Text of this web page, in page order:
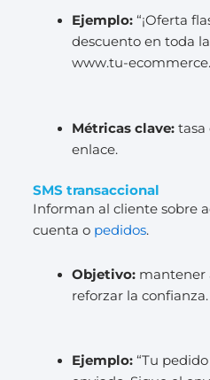
Ejemplo:“¡Oferta
descuento en toda
www.tu-
Métricas clave:tasa
enlace.
SMS transaccional
Informan al cliente sobre
cuenta o pedidos.
Objetivo:mantener
reforzar la confianza.
Ejemplo:“Tu